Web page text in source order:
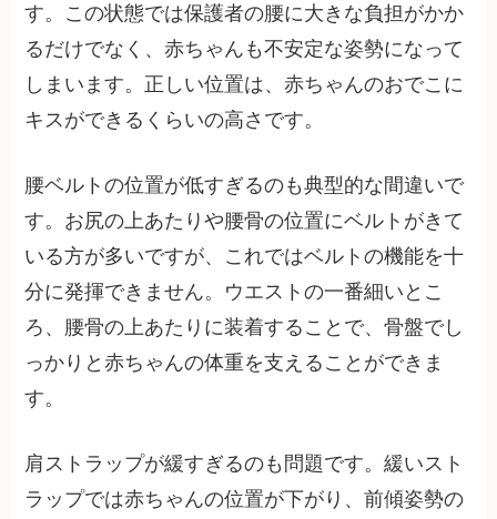
す。この状態では保護者の腰に大きな負担がかか
るだけでなく、赤ちゃんも不安定な姿勢になって
しまいます。正しい位置は、赤ちゃんのおでこに
キスができるくらいの高さです。
腰ベルトの位置が低すぎるのも典型的な間違いで
す。お尻の上あたりや腰骨の位置にベルトがきて
いる方が多いですが、これではベルトの機能を十
分に発揮できません。ウエストの一番細いとこ
ろ、腰骨の上あたりに装着することで、骨盤でし
っかりと赤ちゃんの体重を支えることができま
す。
肩ストラップが緩すぎるのも問題です。緩いスト
ラップでは赤ちゃんの位置が下がり、前傾姿勢の